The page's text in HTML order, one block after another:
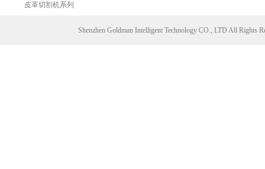
皮革切割机系列
Shenzhen Goldman Intelligent Technology CO., LTD All Rights